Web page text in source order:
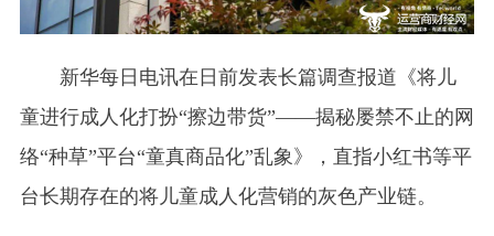
新华每日电讯在日前发表长篇调查报道《将儿
童进行成人化打扮“擦边带货”——揭秘屡禁不止的网
络“种草”平台“童真商品化”乱象》，直指小红书等平
台长期存在的将儿童成人化营销的灰色产业链。